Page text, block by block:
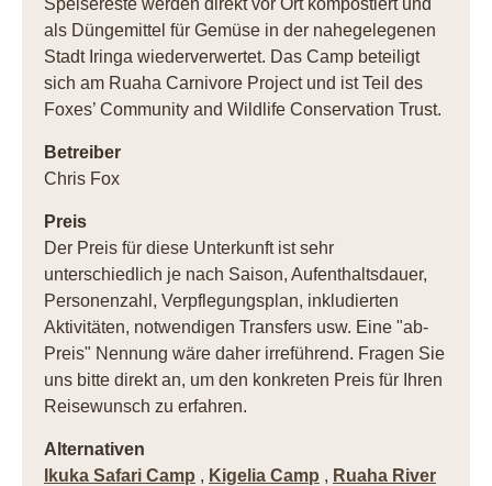
als Düngemittel für Gemüse in der nahegelegenen
Stadt Iringa wiederverwertet. Das Camp beteiligt
sich am Ruaha Carnivore Project und ist Teil des
Foxes’ Community and Wildlife Conservation Trust.
Betreiber
Chris Fox
Preis
Der Preis für diese Unterkunft ist sehr
unterschiedlich je nach Saison, Aufenthaltsdauer,
Personenzahl, Verpflegungsplan, inkludierten
Aktivitäten, notwendigen Transfers usw. Eine "ab-
Preis" Nennung wäre daher irreführend. Fragen Sie
uns bitte direkt an, um den konkreten Preis für Ihren
Reisewunsch zu erfahren.
Alternativen
Ikuka Safari Camp , Kigelia Camp , Ruaha River